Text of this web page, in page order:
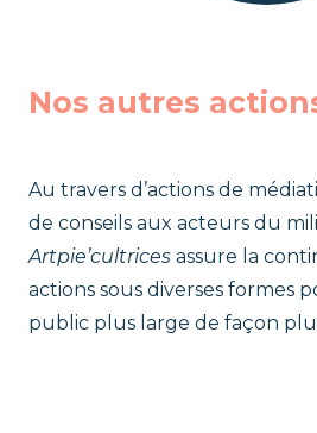
Nos autres
Au travers d’actions de
de conseils aux acteurs du
Artpie’cultrices assure la
actions sous diverses formes
public plus large de façon